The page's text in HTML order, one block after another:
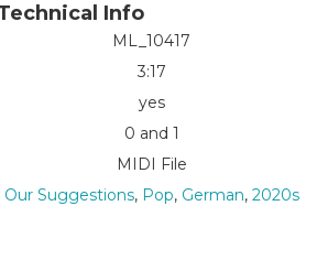
Info
ML_10417
3:17
yes
0 and 1
MIDI File
Our Suggestions, Pop, German, 2020s